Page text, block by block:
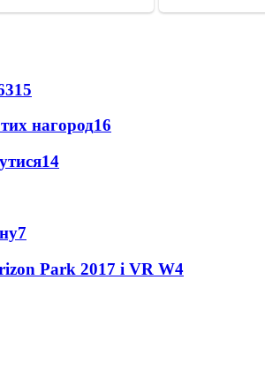
315
нагород16
14
7
Park 2017 і VR W4